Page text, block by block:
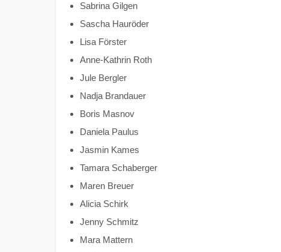
Sabrina Gilgen
Sascha Hauröder
Lisa Förster
Anne-Kathrin Roth
Jule Bergler
Nadja Brandauer
Boris Masnov
Daniela Paulus
Jasmin Kames
Tamara Schaberger
Maren Breuer
Alicia Schirk
Jenny Schmitz
Mara Mattern